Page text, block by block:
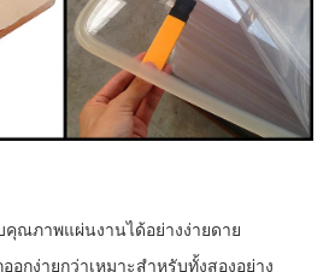
คุณภาพแผ่นงานได้อย่างง่ายดาย
กง่ายกว่าเหมาะสำหรับทั้งสองอย่าง